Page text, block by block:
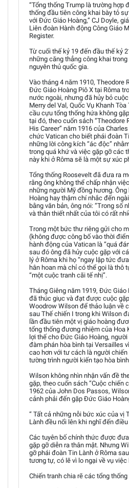
“Tổng thống Trump là trường hợp
thống đầu tiên công khai bày tỏ
với Đức Giáo Hoàng,” CJ Doyle,
Liên đoàn Hành động Công Giáo
Register.
Từ cuối thế kỷ 19 đến đầu thế kỷ
những căng thẳng công khai
nguyên thủ quốc gia.
Vào tháng 4 năm 1910, Theodore
Đức Giáo Hoàng Piô X tại Rôma
nước ngoài, nhưng đã hủy bỏ
Merry del Val, Quốc Vụ Khanh
cầu cựu tổng thống hứa không
tại đó, theo cuốn sách “Theodore
His Career” năm 1916 của
chức Vatican cho biết phái đoàn
những lời công kích “ác độc”
trong quá khứ và việc gặp gỡ các
này khi ở Rôma sẽ là một sự xúc
Tổng thống Roosevelt đã đưa ra
rằng ông không thể chấp nhận
những người Mỹ đồng hương.
Hoàng hay thậm chí nhắc đến
bằng văn bản, ông nói: “Trong số
và thân thiết nhất của tôi có rất
Trong một bức thư riêng gửi cho
(không được công bố vào thời
hành động của Vatican là “quá
sau đó ông đã hủy cuộc gặp với
lý ở Rôma khi họ “ngay lập tức
hân hoan mà chỉ có thể gọi là thô
“một cuộc tranh cãi tế nhị”.
Tháng Giêng năm 1919, Đức Giáo
đã thúc giục và đạt được cuộc
Woodrow Wilson để thảo luận về
sau Thế chiến I trong khi Wilson
lần đầu tiên một vị giáo hoàng
tổng thống đương nhiệm của Hoa
lợi thế cho Đức Giáo Hoàng,
đàm phán hòa bình tại Versailles
cao hơn với tư cách là người
tường trình người kiến tạo hòa
Wilson không nhìn nhận vấn đề
gặp, theo cuốn sách “Cuộc chiến
1962 của John Dos Passos,
cảnh phải đến gặp Đức Giáo
“ Tất cả những nỗi bức xúc của vị
Lành đều nổi lên khi nghĩ đến
Các tuyên bố chính thức được
gặp gỡ diễn ra thân mật. Nhưng
gỡ phái đoàn Tin Lành ở Rôma
tương tự, có lẽ vì lo ngại về vụ
Chiến tranh chia rẽ các tổng thống